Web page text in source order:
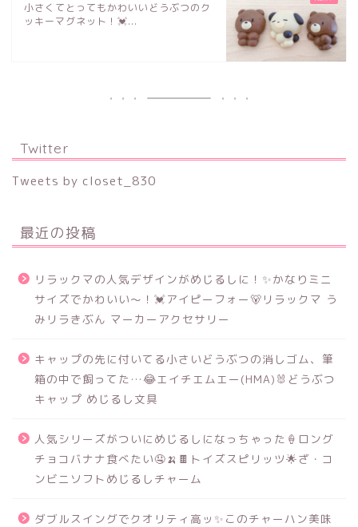
小さくてとってもかわいいどうぶつのク
ッキーマグネット！💓...
Twitter
Tweets by closet_830
最近の投稿
リラックマの人気デザインがめじるしに！✨かなりミニ
サイズでかわいい～！💓アイピーフォー🐻リラックマ う
みリラきぶん マーカーアクセサリー
キャップの先に付いてる小さいどうぶつの消しゴム、筆
箱の中で飼ってた…😂エイチエムエー(HMA)🐰どうぶつ
キャップ めじるし文具
人気シリーズがついにめじるしになっちゃった🍦ロング
チョコバナナ食べたい🤤🍌🍫トイズスピリッツ🌟ざ・コ
ンビニソフトめじるしチャーム
ダブルスイングでクオリティ高ッ✨このチャーハン美味